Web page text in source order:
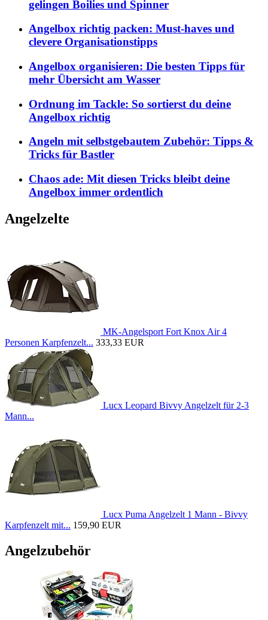
gelingen Boilies und Spinner
Angelbox richtig packen: Must-haves und
clevere Organisationstipps
Angelbox organisieren: Die besten Tipps für
mehr Übersicht am Wasser
Ordnung im Tackle: So sortierst du deine
Angelbox richtig
Angeln mit selbstgebautem Zubehör: Tipps &
Tricks für Bastler
Chaos ade: Mit diesen Tricks bleibt deine
Angelbox immer ordentlich
Angelzelte
MK-Angelsport Fort Knox Air 4
Personen Karpfenzelt... 333,33 EUR
Lucx Leopard Bivvy Angelzelt für 2-3
Mann...
Lucx Puma Angelzelt 1 Mann - Bivvy
Karpfenzelt mit... 159,90 EUR
Angelzubehör